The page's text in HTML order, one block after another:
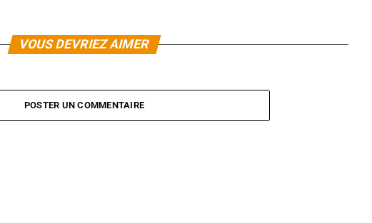
VOUS DEVRIEZ AIMER
POSTER UN COMMENTAIRE